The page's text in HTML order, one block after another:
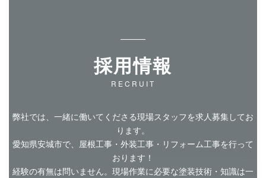
採用情報
RECRUIT
弊社では、一緒に働いてくださる現場スタッフを求人募集してお
ります。
愛知県安城市で、屋根工事・外装工事・リフォーム工事を行って
おります！
経験の有無は問いません。現場作業に必要な塗装技術・知識は一